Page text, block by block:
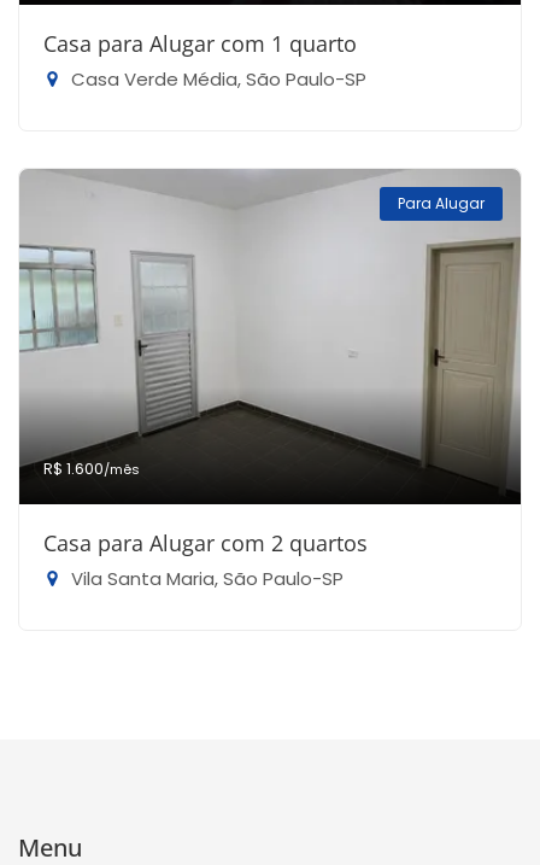
Casa para Alugar com 1 quarto
Casa Verde Média, São Paulo-SP
Para Alugar
R$ 1.600/mês
Casa para Alugar com 2 quartos
Vila Santa Maria, São Paulo-SP
Menu